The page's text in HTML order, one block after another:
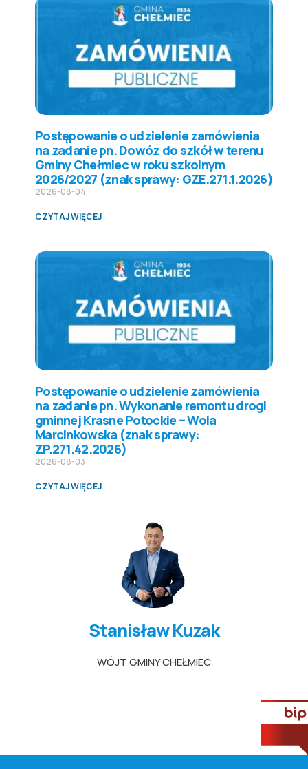
Postępowanie o udzielenie zamówienia
na zadanie pn. Dowóz do szkół w terenu
Gminy Chełmiec w roku szkolnym
2026/2027 (znak sprawy: GZE.271.1.2026)
2026-08-04
CZYTAJ WIĘCEJ
Postępowanie o udzielenie zamówienia
na zadanie pn. Wykonanie remontu drogi
gminnej Krasne Potockie – Wola
Marcinkowska (znak sprawy:
ZP.271.42.2026)
2026-08-03
CZYTAJ WIĘCEJ
Stanisław Kuzak
WÓJT GMINY CHEŁMIEC